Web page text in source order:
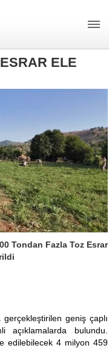
ELE
Tondan Fazla Toz Esrar
gerçekleştirilen geniş çaplı
açıklamalarda bulundu.
edilebilecek 4 milyon 459